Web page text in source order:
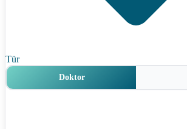
Tür
Doktor